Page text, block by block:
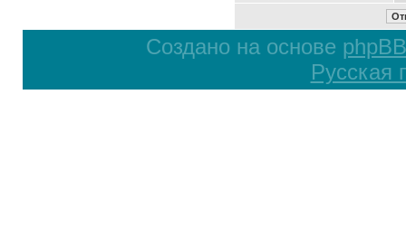
Создано на основе phpBB
Русская